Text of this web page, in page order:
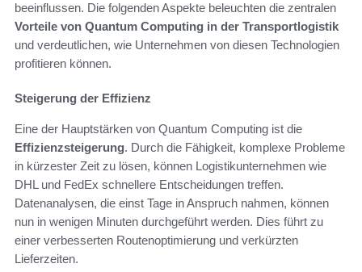
beeinflussen. Die folgenden Aspekte beleuchten die zentralen
Vorteile von Quantum Computing in der Transportlogistik
und verdeutlichen, wie Unternehmen von diesen Technologien
profitieren können.
Steigerung der Effizienz
Eine der Hauptstärken von Quantum Computing ist die
Effizienzsteigerung. Durch die Fähigkeit, komplexe Probleme
in kürzester Zeit zu lösen, können Logistikunternehmen wie
DHL und FedEx schnellere Entscheidungen treffen.
Datenanalysen, die einst Tage in Anspruch nahmen, können
nun in wenigen Minuten durchgeführt werden. Dies führt zu
einer verbesserten Routenoptimierung und verkürzten
Lieferzeiten.